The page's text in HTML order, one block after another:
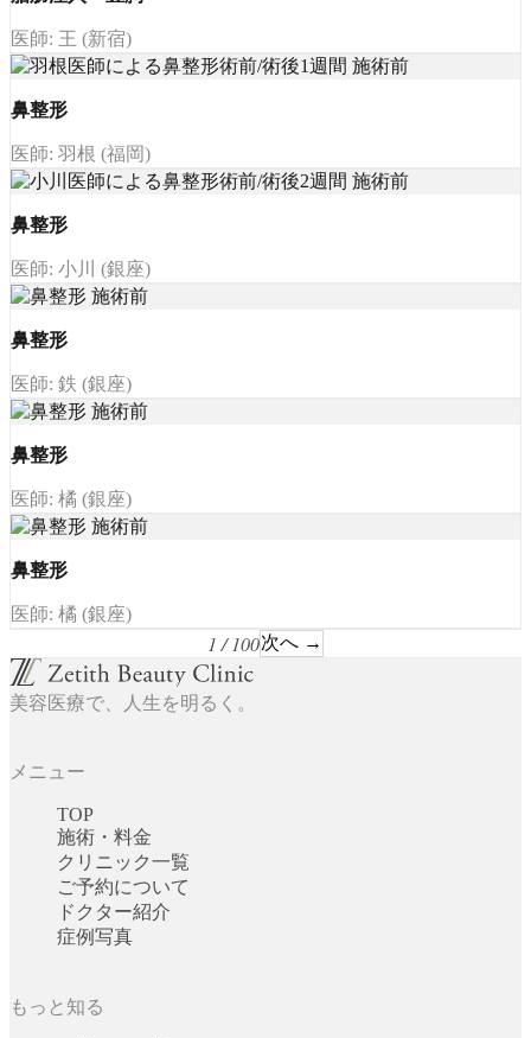
医師: 王 (新宿)
鼻整形
医師: 羽根 (福岡)
鼻整形
医師: 小川 (銀座)
鼻整形
医師: 鉄 (銀座)
鼻整形
医師: 橘 (銀座)
鼻整形
医師: 橘 (銀座)
1 / 100次へ →
美容医療で、人生を明るく。
メニュー
TOP
施術・料金
クリニック一覧
ご予約について
ドクター紹介
症例写真
もっと知る